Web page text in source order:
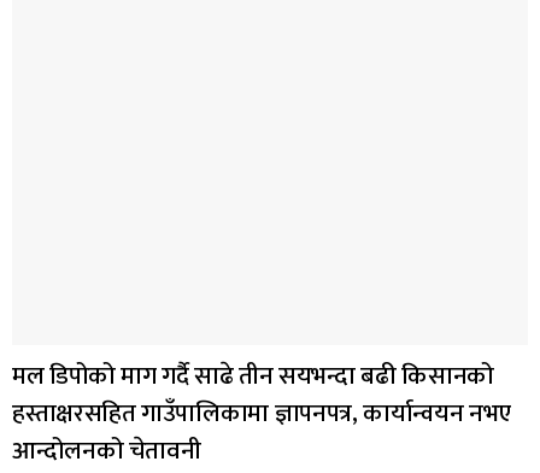
मल डिपोको माग गर्दै साढे तीन सयभन्दा बढी किसानको
हस्ताक्षरसहित गाउँपालिकामा ज्ञापनपत्र, कार्यान्वयन नभए
आन्दोलनको चेतावनी